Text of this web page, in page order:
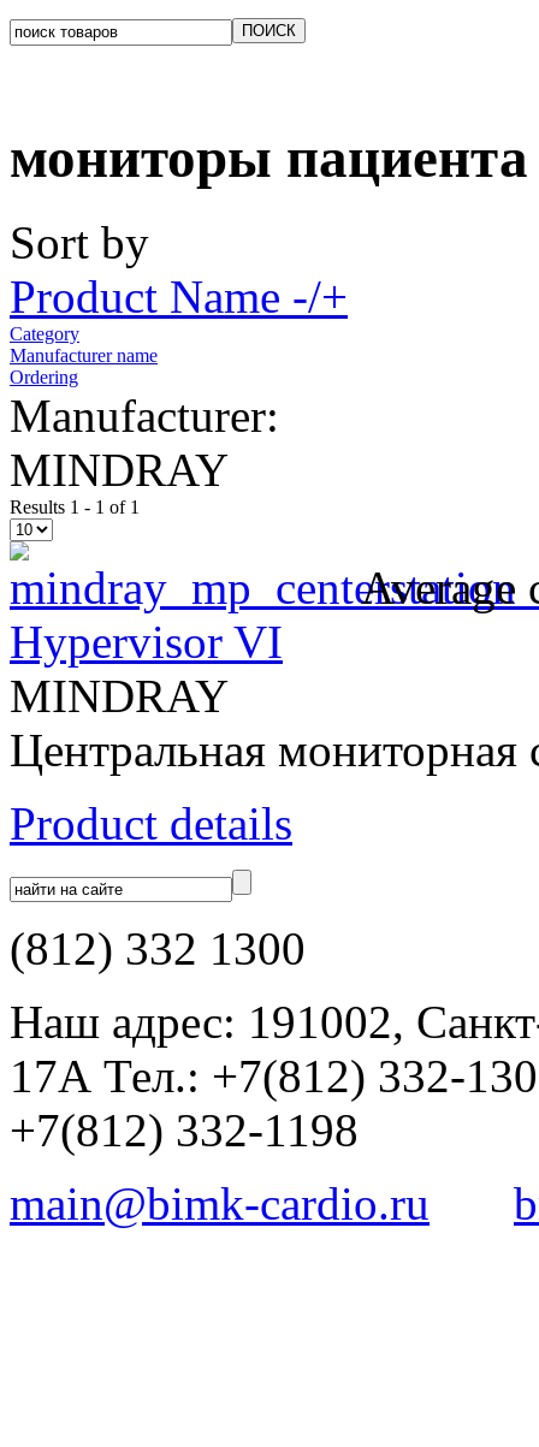
мониторы пациента
Sort by
Product Name -/+
Category
Manufacturer name
Ordering
Manufacturer:
MINDRAY
Results 1 - 1 of 1
Average
Hypervisor VI
MINDRAY
Центральная
Product details
(812) 332 1300
Наш адрес: 191002,
17А Тел.: +7(812) 332-
+7(812) 332-1198
main@bimk-cardio.ru